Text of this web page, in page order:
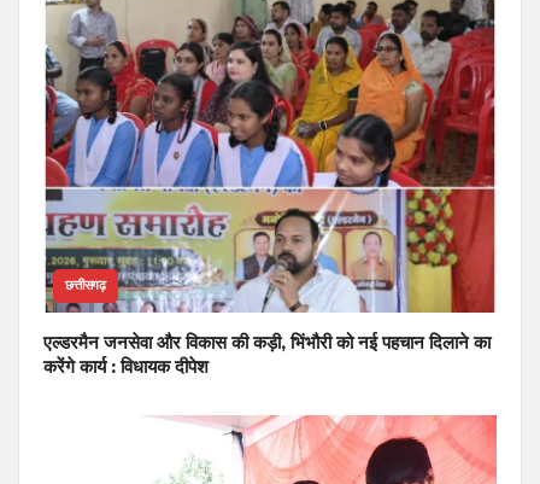
छत्तीसगढ़
एल्डरमैन जनसेवा और विकास की कड़ी, भिंभौरी को नई पहचान दिलाने का
करेंगे कार्य : विधायक दीपेश